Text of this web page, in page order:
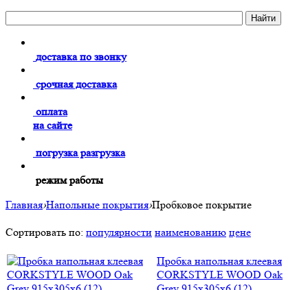
доставка по звонку
срочная доставка
оплата
на сайте
погрузка разгрузка
режим работы
Главная›Напольные покрытия›Пробковое покрытие
Сортировать по: популярности наименованию цене
Пробка напольная клеевая
CORKSTYLE WOOD Oak